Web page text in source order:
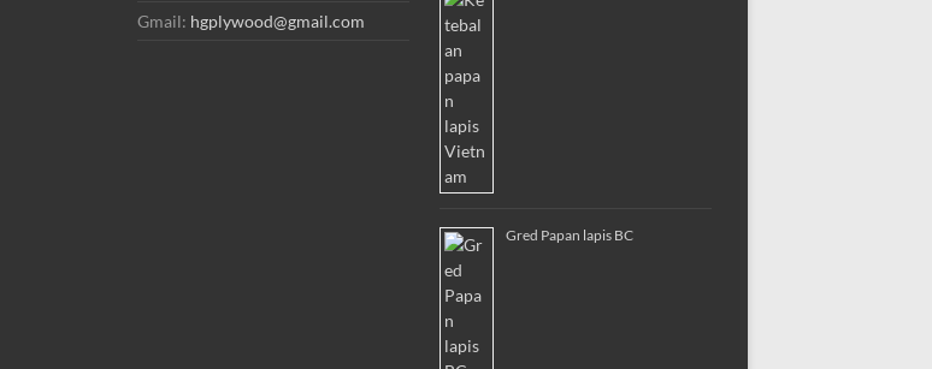
Gmail: hgplywood@gmail.com
Gred Papan lapis BC